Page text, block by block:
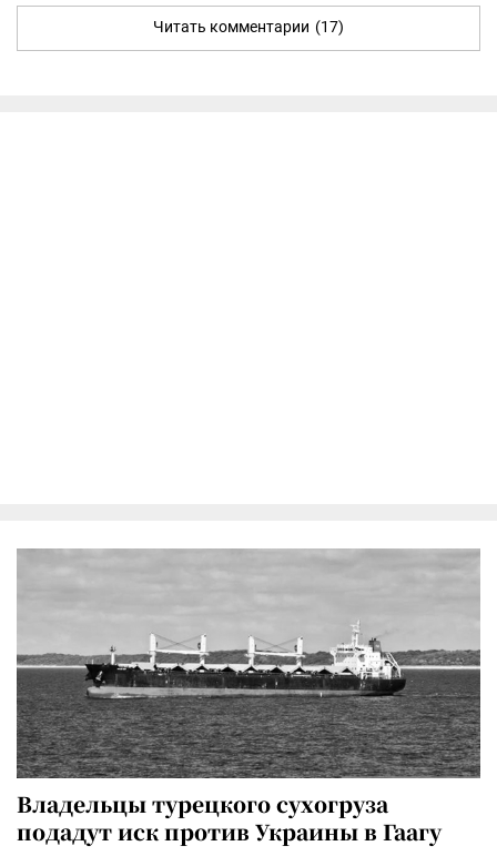
Читать комментарии (17)
Владельцы турецкого сухогруза
подадут иск против Украины в Гаагу